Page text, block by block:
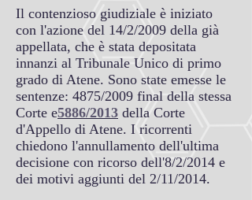
Il contenzioso giudiziale è iniziato
con l'azione del 14/2/2009 della già
appellata, che è stata depositata
innanzi al Tribunale Unico di primo
grado di Atene. Sono state emesse le
sentenze: 4875/2009 final della stessa
Corte e5886/2013 della Corte
d'Appello di Atene. I ricorrenti
chiedono l'annullamento dell'ultima
decisione con ricorso dell'8/2/2014 e
dei motivi aggiunti del 2/11/2014.